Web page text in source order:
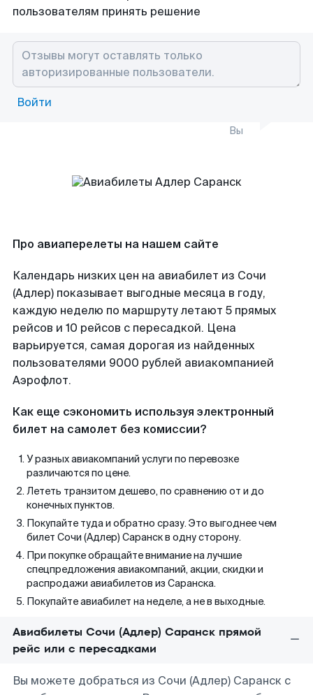
пользователям принять решение
Войти
Вы
Про авиаперелеты на нашем сайте
Календарь низких цен на авиабилет из Сочи
(Адлер) показывает выгодные месяца в году,
каждую неделю по маршруту летают 5 прямых
рейсов и 10 рейсов с пересадкой. Цена
варьируется, самая дорогая из найденных
пользователями 9000 рублей авиакомпанией
Аэрофлот.
Как еще сэкономить используя электронный
билет на самолет без комиссии?
У разных авиакомпаний услуги по перевозке
различаются по цене.
Лететь транзитом дешево, по сравнению от и до
конечных пунктов.
Покупайте туда и обратно сразу. Это выгоднее чем
билет Сочи (Адлер) Саранск в одну сторону.
При покупке обращайте внимание на лучшие
спецпредложения авиакомпаний, акции, скидки и
распродажи авиабилетов из Саранска.
Покупайте авиабилет на неделе, а не в выходные.
Авиабилеты Сочи (Адлер) Саранск прямой
рейс или с пересадками
Вы можете добраться из Сочи (Адлер) Саранск с